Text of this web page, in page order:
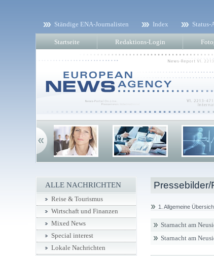
Ständige ENA-Journalisten Index Status-
Startseite Redaktions-Login
Pressebilder/
1. Allgemeine
Starnacht am
Starnacht am
ALLE NACHRICHTEN
Reise & Tourismus
Wirtschaft und Finanzen
Mixed News
Special interest
Lokale Nachrichten